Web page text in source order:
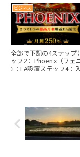
ビジネス
全部で下記の4ステップ
ップ2： Phoenix（フェ
3：EA設置ステップ4：